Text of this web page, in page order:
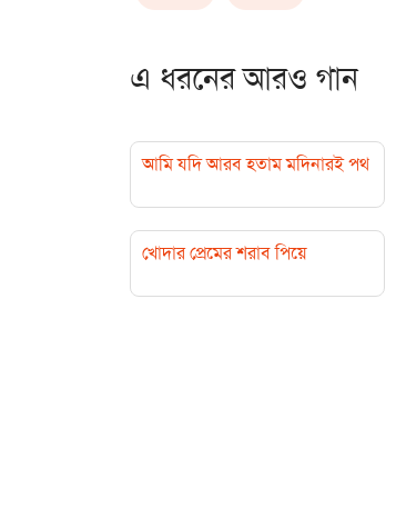
এ ধরনের আরও গান
আমি যদি আরব হতাম মদিনারই পথ
খোদার প্রেমের শরাব পিয়ে